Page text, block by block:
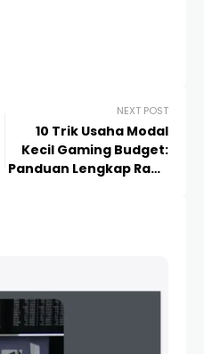
NEXT POST
10 Trik Usaha Modal
Kecil Gaming Budget:
Panduan Lengkap Raup